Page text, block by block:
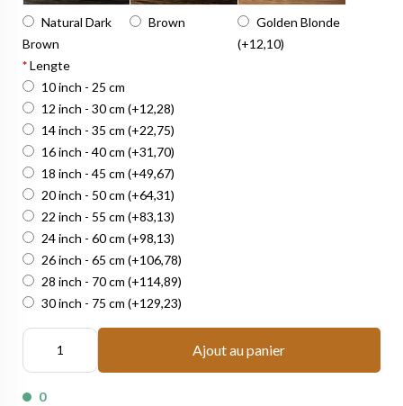
Natural Dark
Brown
Brown
Golden Blonde
(+12,10)
*Lengte
10 inch - 25 cm
12 inch - 30 cm (+12,28)
14 inch - 35 cm (+22,75)
16 inch - 40 cm (+31,70)
18 inch - 45 cm (+49,67)
20 inch - 50 cm (+64,31)
22 inch - 55 cm (+83,13)
24 inch - 60 cm (+98,13)
26 inch - 65 cm (+106,78)
28 inch - 70 cm (+114,89)
30 inch - 75 cm (+129,23)
Ajout au panier
0